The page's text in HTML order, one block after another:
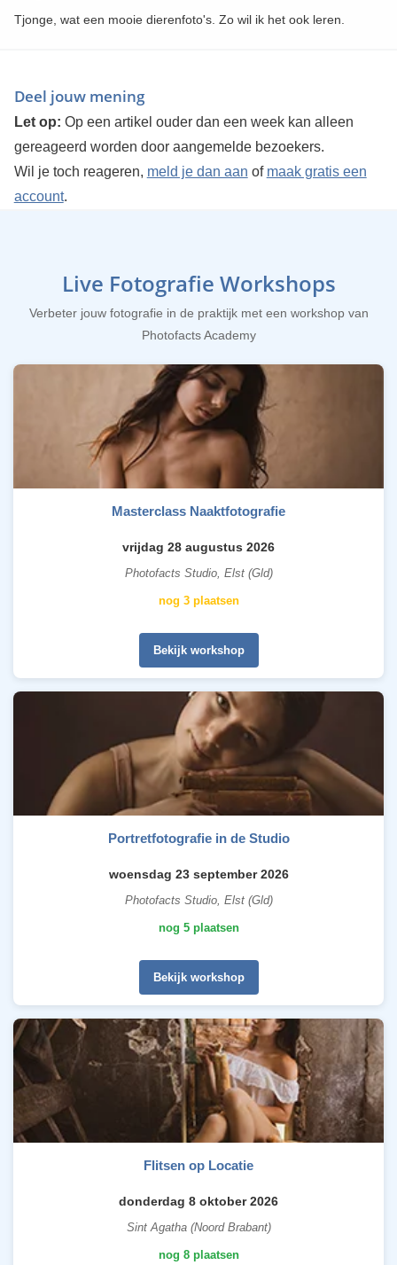
Tjonge, wat een mooie dierenfoto's. Zo wil ik het ook leren.
Deel jouw mening
Let op: Op een artikel ouder dan een week kan alleen
gereageerd worden door aangemelde bezoekers.
Wil je toch reageren, meld je dan aan of maak gratis een
account.
Live Fotografie Workshops
Verbeter jouw fotografie in de praktijk met een workshop van
Photofacts Academy
Masterclass Naaktfotografie
vrijdag 28 augustus 2026
Photofacts Studio, Elst (Gld)
nog 3 plaatsen
Bekijk workshop
Portretfotografie in de Studio
woensdag 23 september 2026
Photofacts Studio, Elst (Gld)
nog 5 plaatsen
Bekijk workshop
Flitsen op Locatie
donderdag 8 oktober 2026
Sint Agatha (Noord Brabant)
nog 8 plaatsen